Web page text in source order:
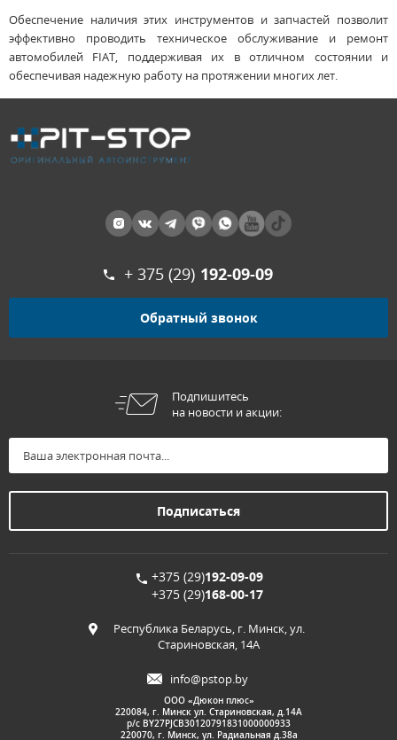
Обеспечение наличия этих инструментов и запчастей позволит
эффективно проводить техническое обслуживание и ремонт
автомобилей FIAT, поддерживая их в отличном состоянии и
обеспечивая надежную работу на протяжении многих лет.
+ 375 (29) 192-09-09
Обратный звонок
Подпишитесь
на новости и акции:
+375 (29)192-09-09
+375 (29)168-00-17
Республика Беларусь, г. Минск, ул.
Стариновская, 14А
info@pstop.by
ООО «Дюкон плюс»
220084, г. Минск ул. Стариновская, д.14А
р/с BY27PJCB30120791831000000933
220070, г. Минск, ул. Радиальная д.38а